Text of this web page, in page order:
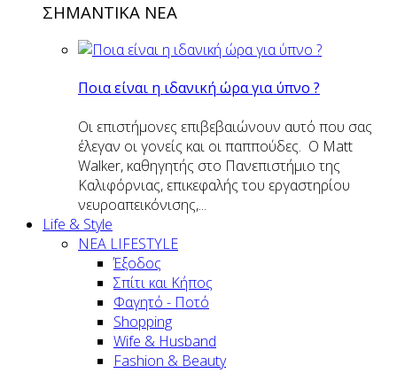
ΣΗΜΑΝΤΙΚΑ ΝΕΑ
Ποια είναι η ιδανική ώρα για ύπνο ?
Οι επιστήμονες επιβεβαιώνουν αυτό που σας
έλεγαν οι γονείς και οι παππούδες. Ο Matt
Walker, καθηγητής στο Πανεπιστήμιο της
Καλιφόρνιας, επικεφαλής του εργαστηρίου
νευροαπεικόνισης,...
Life & Style
ΝΕΑ LIFESTYLE
Έξοδος
Σπίτι και Κήπος
Φαγητό - Ποτό
Shopping
Wife & Husband
Fashion & Beauty